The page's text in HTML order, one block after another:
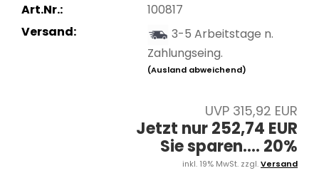
Art.Nr.:
100817
Versand:
3-5 Arbeitstage n.
Zahlungseing.
(Ausland abweichend)
UVP 315,92 EUR
Jetzt nur 252,74 EUR
Sie sparen.... 20%
inkl. 19% MwSt. zzgl.Versand